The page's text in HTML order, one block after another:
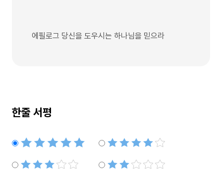
에필로그 당신을 도우시는 하나님을 믿으라
한줄 서평
별점5개 별점4개
별점3개 별점2개